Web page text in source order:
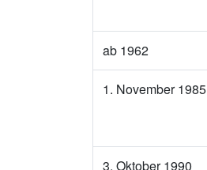
ab 1962
1. November 1985
3. Oktober 1990